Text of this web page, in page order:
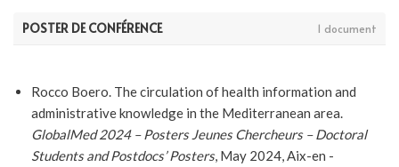
POSTER DE CONFÉRENCE 1 document
Rocco Boero. The circulation of health information and
administrative knowledge in the Mediterranean area.
GlobalMed 2024 – Posters Jeunes Chercheurs – Doctoral
Students and Postdocs’ Posters, May 2024, Aix-en -